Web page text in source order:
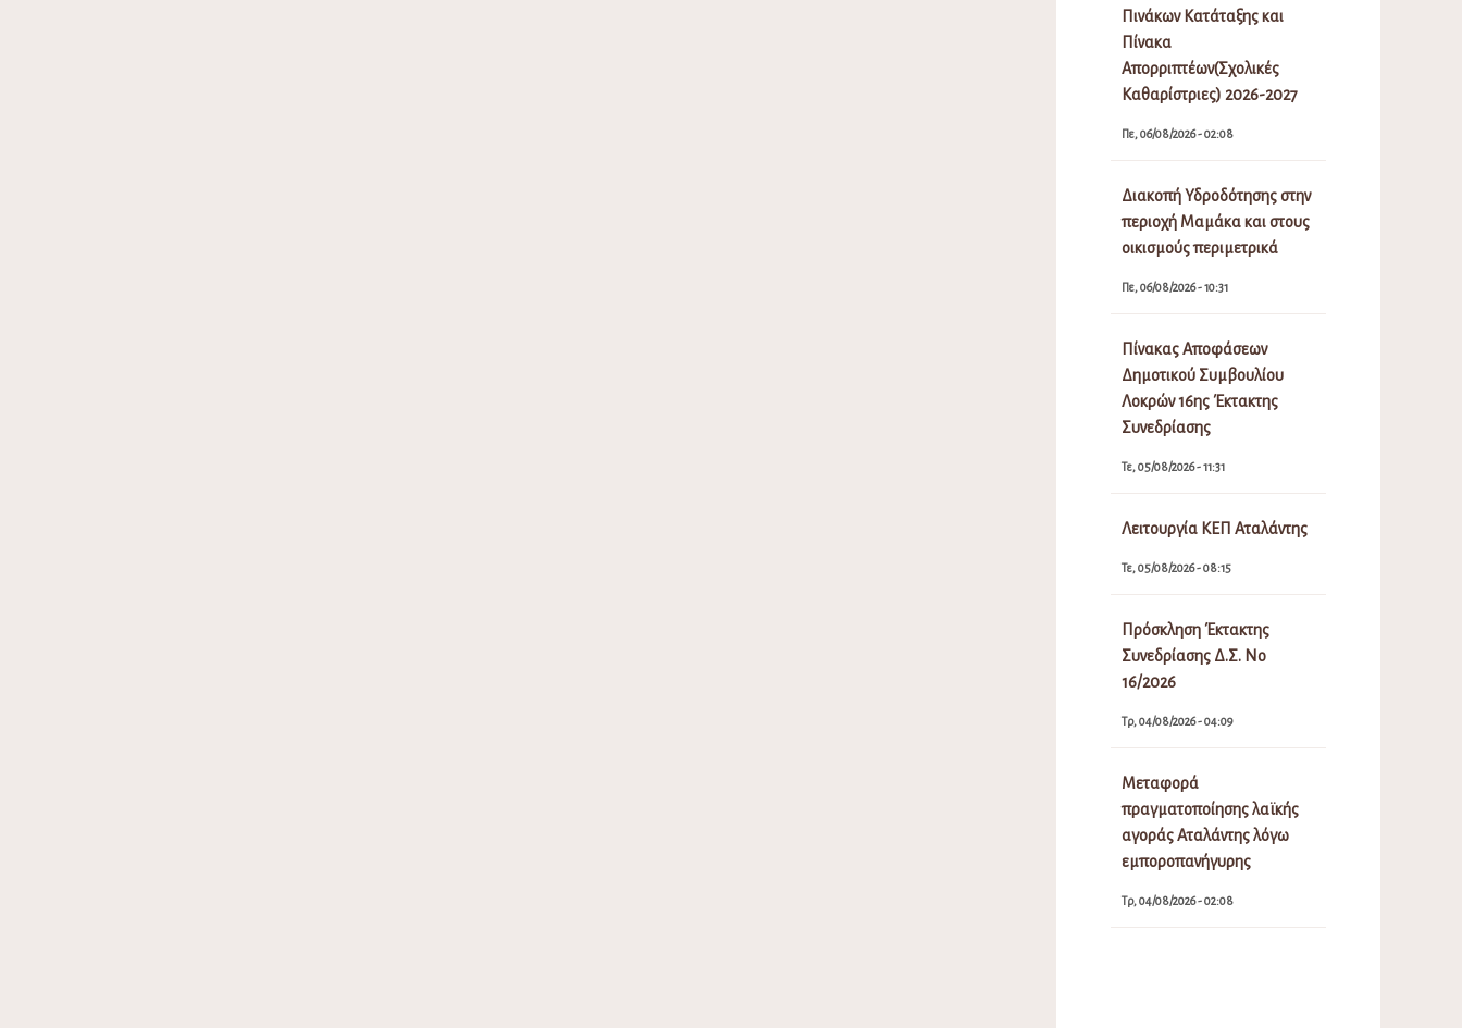
Πινάκων Κατάταξης και
Πίνακα
Απορριπτέων(Σχολικές
Καθαρίστριες) 2026-2027
Πε, 06/08/2026 - 02:08
Διακοπή Υδροδότησης στην
περιοχή Μαμάκα και στους
οικισμούς περιμετρικά
Πε, 06/08/2026 - 10:31
Πίνακας Αποφάσεων
Δημοτικού Συμβουλίου
Λοκρών 16ης Έκτακτης
Συνεδρίασης
Τε, 05/08/2026 - 11:31
Λειτουργία ΚΕΠ Αταλάντης
Τε, 05/08/2026 - 08:15
Πρόσκληση Έκτακτης
Συνεδρίασης Δ.Σ. Νο
16/2026
Τρ, 04/08/2026 - 04:09
Μεταφορά
πραγματοποίησης λαϊκής
αγοράς Αταλάντης λόγω
εμποροπανήγυρης
Τρ, 04/08/2026 - 02:08